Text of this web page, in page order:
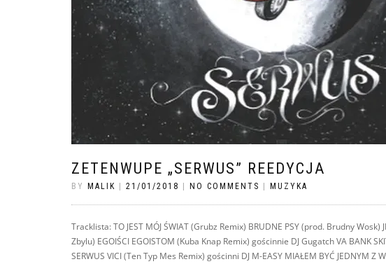
ZETENWUPE „SERWUS” REEDYCJA
BY MALIK 21/01/2018 NO COMMENTS MUZYKA
Tracklista: TO JEST MÓJ ŚWIAT (Grubz Remix) BRUDNE PSY (prod. Brudny Wosk)
Zbylu) EGOIŚCI EGOISTOM (Kuba Knap Remix) gościnnie DJ Gugatch VA BANK
SERWUS VICI (Ten Typ Mes Remix) gościnni DJ M-EASY MIAŁEM BYĆ JEDNYM Z